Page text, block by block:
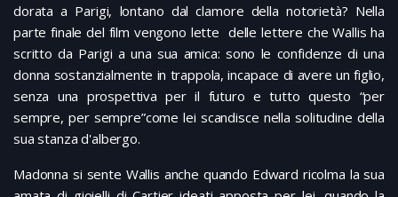
dorata a Parigi, lontano dal clamore della notorietà? Nella
parte finale del film vengono lette delle lettere che Wallis ha
scritto da Parigi a una sua amica: sono le confidenze di una
donna sostanzialmente in trappola, incapace di avere un figlio,
senza una prospettiva per il futuro e tutto questo “per
sempre, per sempre”come lei scandisce nella solitudine della
sua stanza d'albergo.
Madonna si sente Wallis anche quando Edward ricolma la sua